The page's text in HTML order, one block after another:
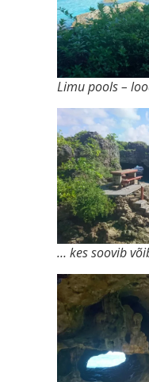
Limu pools –
… kes soovib